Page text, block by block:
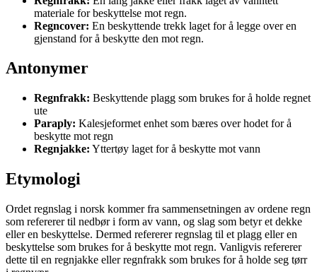
materiale for beskyttelse mot regn.
Regncover: En beskyttende trekk laget for å legge over en
gjenstand for å beskytte den mot regn.
Antonymer
Regnfrakk: Beskyttende plagg som brukes for å holde regnet
ute
Paraply: Kalesjeformet enhet som bæres over hodet for å
beskytte mot regn
Regnjakke: Yttertøy laget for å beskytte mot vann
Etymologi
Ordet regnslag i norsk kommer fra sammensetningen av ordene regn
som refererer til nedbør i form av vann, og slag som betyr et dekke
eller en beskyttelse. Dermed refererer regnslag til et plagg eller en
beskyttelse som brukes for å beskytte mot regn. Vanligvis refererer
dette til en regnjakke eller regnfrakk som brukes for å holde seg tørr